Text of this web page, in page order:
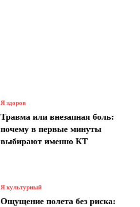
Я здоров
Травма или внезапная боль:
почему в первые минуты
выбирают именно КТ
Я культурный
Ощущение полета без риска: